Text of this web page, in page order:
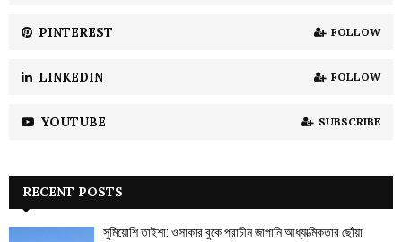
PINTEREST FOLLOW
LINKEDIN FOLLOW
YOUTUBE SUBSCRIBE
RECENT POSTS
সুমিয়োশি তাইশা: ওসাকার বুকে প্রাচীন জাপানি আধ্যাত্মিকতার ছোঁয়া